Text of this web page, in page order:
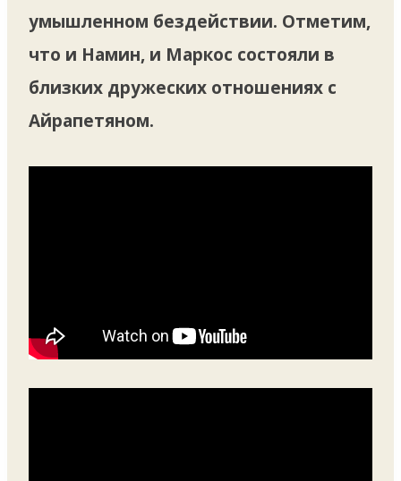
умышленном бездействии. Отметим,
что и Намин, и Маркос состояли в
близких дружеских отношениях с
Айрапетяном.